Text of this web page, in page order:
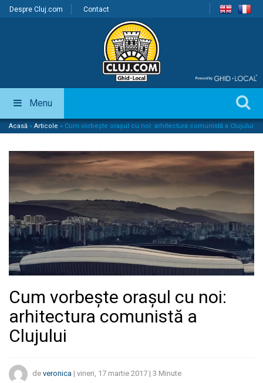
Despre Cluj.com Contact
Menu
Acasă » Articole » Cum vorbește orașul cu noi: arhitectura comunistă a Clujului
Cum vorbește orașul cu noi:
arhitectura comunistă a
Clujului
de veronica | vineri, 17 martie 2017 | 3 Minute